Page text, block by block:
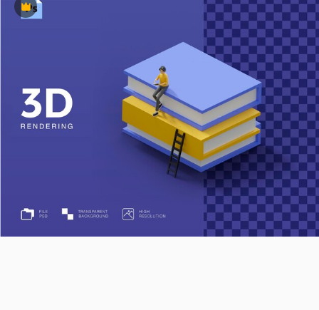
Premium